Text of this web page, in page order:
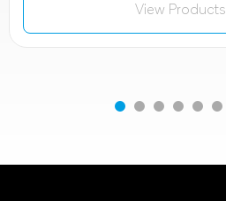
View Products